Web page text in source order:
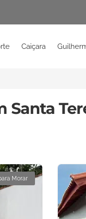
Caiçara
Santa
Morar